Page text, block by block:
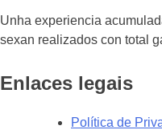
Unha experiencia
sexan realizados con total
Enlaces legais
Política de